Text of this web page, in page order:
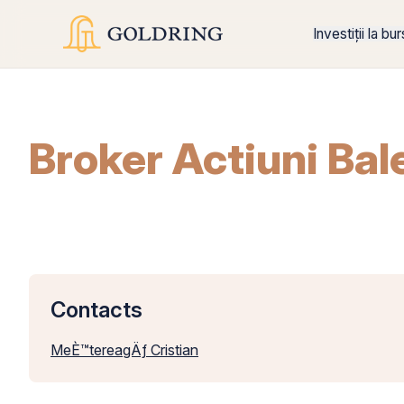
Investiții la
Broker Actiuni
Contacts
MeÈ™tereagÄƒ Cristian